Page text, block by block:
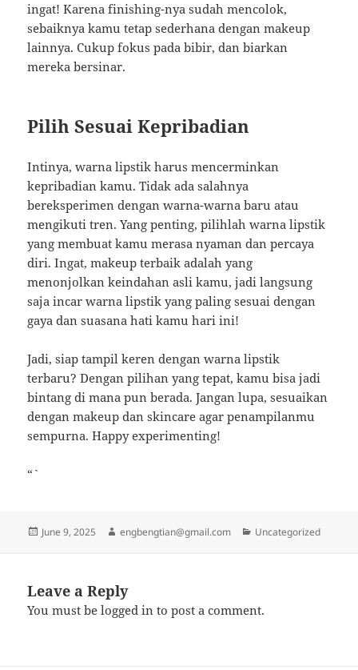
ingat! Karena finishing-nya sudah mencolok,
sebaiknya kamu tetap sederhana dengan makeup
lainnya. Cukup fokus pada bibir, dan biarkan
mereka bersinar.
Pilih Sesuai Kepribadian
Intinya, warna lipstik harus mencerminkan
kepribadian kamu. Tidak ada salahnya
bereksperimen dengan warna-warna baru atau
mengikuti tren. Yang penting, pilihlah warna lipstik
yang membuat kamu merasa nyaman dan percaya
diri. Ingat, makeup terbaik adalah yang
menonjolkan keindahan asli kamu, jadi langsung
saja incar warna lipstik yang paling sesuai dengan
gaya dan suasana hati kamu hari ini!
Jadi, siap tampil keren dengan warna lipstik
terbaru? Dengan pilihan yang tepat, kamu bisa jadi
bintang di mana pun berada. Jangan lupa, sesuaikan
dengan makeup dan skincare agar penampilanmu
sempurna. Happy experimenting!
“`
Posted
June 9, 2025 Author
engbengtian@gmail.com Categories
Uncategorized
Leave a Reply
You must belogged in to post a comment.